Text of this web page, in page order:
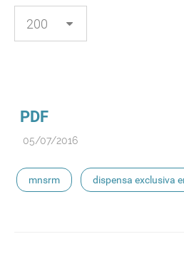
PDF
05/07/2016
mnsrm dispensa exclusiva